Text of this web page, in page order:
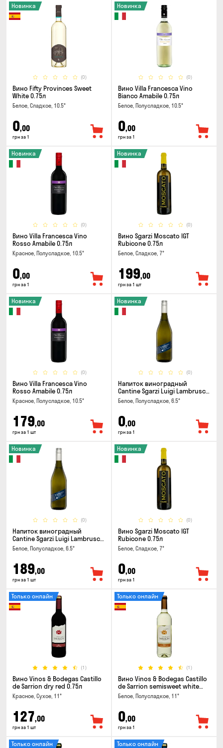
(0)
Новинка
Вино Fifty Provinces Sweet
White 0.75л
Белое, Сладкое, 10.5°
0,00
грн за 1
(0)
Новинка
Вино Villa Francesca Vino
Bianco Amabile 0.75л
Белое, Полусладкое, 10.5°
0,00
грн за 1
(0)
Новинка
Вино Villa Francesca Vino
Rosso Amabile 0.75л
Красное, Полусладкое, 10.5°
0,00
грн за 1
(0)
Новинка
Вино Sgarzi Moscato IGT
Rubicone 0.75л
Белое, Сладкое, 7°
199,00
грн за 1 шт
(0)
Новинка
Вино Villa Francesca Vino
Rosso Amabile 0.75л
Красное, Полусладкое, 10.5°
179,00
грн за 1 шт
(0)
Новинка
Напиток виноградный
Cantine Sgarzi Luigi Lambrusco
IGT Emilia Bianca Frizziante
0.75л
Белое, Полусладкое, 6.5°
0,00
грн за 1
(0)
Новинка
Напиток виноградный
Cantine Sgarzi Luigi Lambrusco
IGT Emilia Bianca Frizziante
0.75л
Белое, Полусладкое, 6.5°
189,00
грн за 1 шт
(0)
Новинка
Вино Sgarzi Moscato IGT
Rubicone 0.75л
Белое, Сладкое, 7°
0,00
грн за 1
(1)
Только онлайн
Вино Vinos & Bodegas Castillo
de Sarrion dry red 0.75л
Красное, Сухое, 11°
127,00
грн за 1 шт
(1)
Только онлайн
Вино Vinos & Bodegas Castillo
de Sarrion semisweet white
0.75л
Белое, Полусладкое, 11°
0,00
грн за 1
Только онлайн Только онлайн